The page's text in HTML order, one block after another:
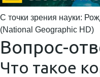
С точки зрения науки:
(National Geographic HD)
Вопрос-
Что такое